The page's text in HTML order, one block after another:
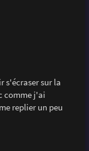
s'écraser sur la
comme j'ai
replier un peu